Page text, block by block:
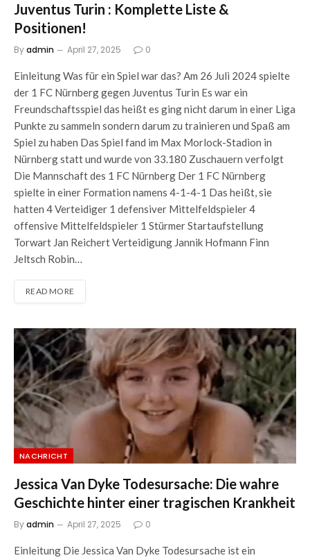
Juventus Turin : Komplette Liste &
Positionen!
Byadmin April 27, 2025 0
Einleitung Was für ein Spiel war das? Am 26 Juli 2024 spielte
der 1 FC Nürnberg gegen Juventus Turin Es war ein
Freundschaftsspiel das heißt es ging nicht darum in einer Liga
Punkte zu sammeln sondern darum zu trainieren und Spaß am
Spiel zu haben Das Spiel fand im Max Morlock-Stadion in
Nürnberg statt und wurde von 33.180 Zuschauern verfolgt
Die Mannschaft des 1 FC Nürnberg Der 1 FC Nürnberg
spielte in einer Formation namens 4-1-4-1 Das heißt, sie
hatten 4 Verteidiger 1 defensiver Mittelfeldspieler 4
offensive Mittelfeldspieler 1 Stürmer Startaufstellung
Torwart Jan Reichert Verteidigung Jannik Hofmann Finn
Jeltsch Robin…
READ MORE
NACHRICHT
Jessica Van Dyke Todesursache: Die wahre
Geschichte hinter einer tragischen Krankheit
Byadmin April 27, 2025 0
Einleitung Die Jessica Van Dyke Todesursache ist ein